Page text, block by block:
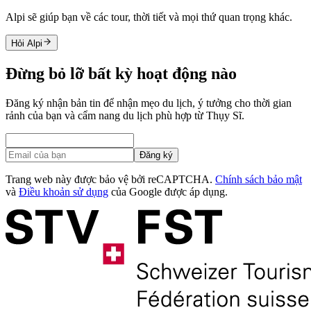
Alpi sẽ giúp bạn về các tour, thời tiết và mọi thứ quan trọng khác.
Hỏi Alpi
Đừng bỏ lỡ bất kỳ hoạt động nào
Đăng ký nhận bản tin để nhận mẹo du lịch, ý tưởng cho thời gian
rảnh của bạn và cẩm nang du lịch phù hợp từ Thụy Sĩ.
Đăng ký
Trang web này được bảo vệ bởi reCAPTCHA. Chính sách bảo mật
và Điều khoản sử dụng của Google được áp dụng.